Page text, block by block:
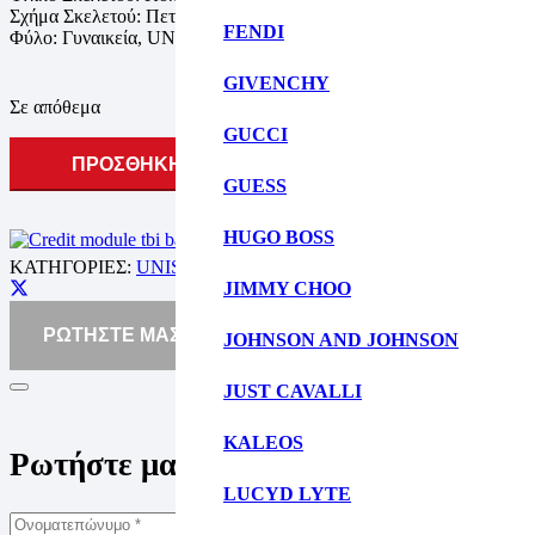
FENDI
GIVENCHY
GUCCI
GUESS
HUGO BOSS
JIMMY CHOO
JOHNSON AND JOHNSON
JUST CAVALLI
KALEOS
LUCYD LYTE
Σχήμα Σκελετού: Πεταλούδα
Φύλο: Γυναικεία, UNISEX
Σε απόθεμα
ΠΡΟΣΘΗΚΗ ΣΤΟ ΚΑΛΑΘΙ
ΚΑΤΗΓΟΡΙΕΣ: UNISEX ΓΥΑΛΙΑ ΟΡΑΣΕΩΣ ΓΥΝΑΙΚΕΙΑ
ΡΩΤΗΣΤΕ ΜΑΣ ΓΙΑ ΤΟ ΠΡΟΪΟΝ
Ρωτήστε μας για το προϊόν